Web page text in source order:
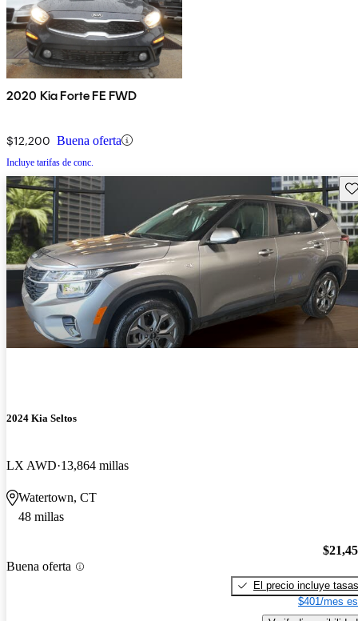
2020 Kia Forte FE FWD
$12,200 Buena oferta
Incluye tarifas de conc.
2024 Kia Seltos
LX AWD 13,864 millas
Watertown, CT
48 millas
Buena oferta
El precio incluye tasas
$401/mes